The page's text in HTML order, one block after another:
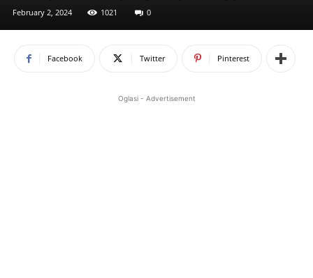
February 2, 2024 1021 0
Facebook Twitter Pinterest
Oglasi - Advertisement